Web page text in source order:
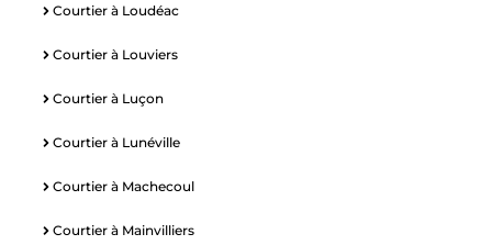
Courtier à Loudéac
Courtier à Louviers
Courtier à Luçon
Courtier à Lunéville
Courtier à Machecoul
Courtier à Mainvilliers